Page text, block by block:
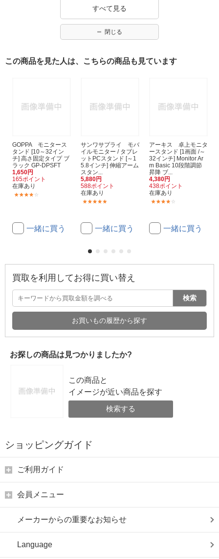
すべて見る
閉じる
この商品を見た人は、こちらの商品も見ています
GOPPA モニタース
タンド [10～32イン
チ] 高さ固定タイプ ブ
ラック GP-DPSFT
1,650円
165ポイント
在庫あり
一緒に買う
サンワサプライ モバ
イルモニター / タブレ
ットPCスタンド [～1
5.8インチ] 伸縮アーム
スタン...
5,880円
588ポイント
在庫あり
一緒に買う
アーキス 卓上モニタ
ースタンド [1画面 /～
32インチ] Monitor Ar
m Basic 10段階調節
昇降 ブ...
4,380円
438ポイント
在庫あり
一緒に買う
買取を利用してお得に買い替え
検索
お買いもの履歴から探す
お探しの商品は見つかりましたか?
この商品と
イメージが近い商品を探す
検索する
ショッピングガイド
ご利用ガイド
会員メニュー
メーカーからの重要なお知らせ
Language